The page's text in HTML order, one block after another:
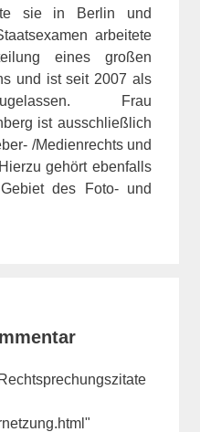
sie in Berlin und
arbeitete
eines großen
und ist seit 2007 als
Frau
ist ausschließlich
/Medienrechts und
gehört ebenfalls
des Foto- und